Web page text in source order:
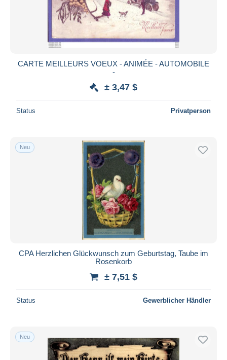
CARTE MEILLEURS VOEUX - ANIMÉE - AUTOMOBILE
-
± 3,47 $
Status Privatperson
Neu
CPA Herzlichen Glückwunsch zum Geburtstag, Taube im
Rosenkorb
± 7,51 $
Status Gewerblicher Händler
Neu